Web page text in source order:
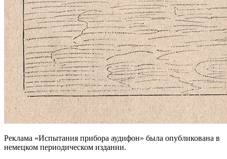
Реклама «Испытания прибора аудифон» была опубликована в
немецком периодическом издании.